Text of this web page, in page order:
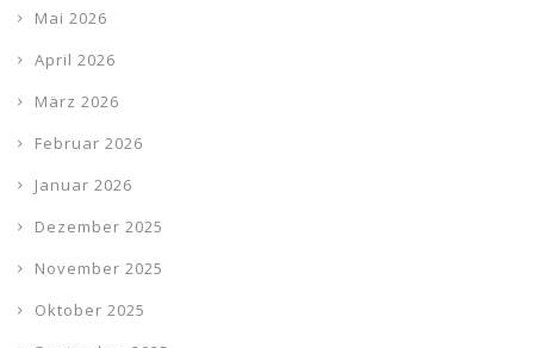
Mai 2026
April 2026
März 2026
Februar 2026
Januar 2026
Dezember 2025
November 2025
Oktober 2025